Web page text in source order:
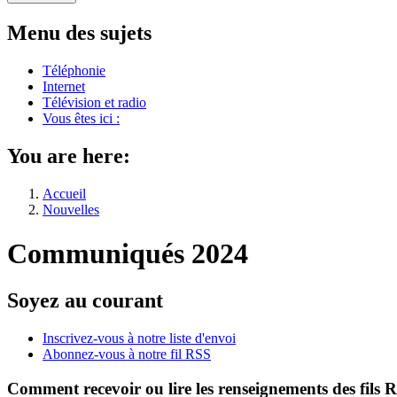
Menu des sujets
Téléphonie
Internet
Télévision et radio
Vous êtes ici :
You are here:
Accueil
Nouvelles
Communiqués 2024
Soyez au courant
Inscrivez-vous à notre liste d'envoi
Abonnez-vous à notre fil RSS
Comment recevoir ou lire les renseignements des fils